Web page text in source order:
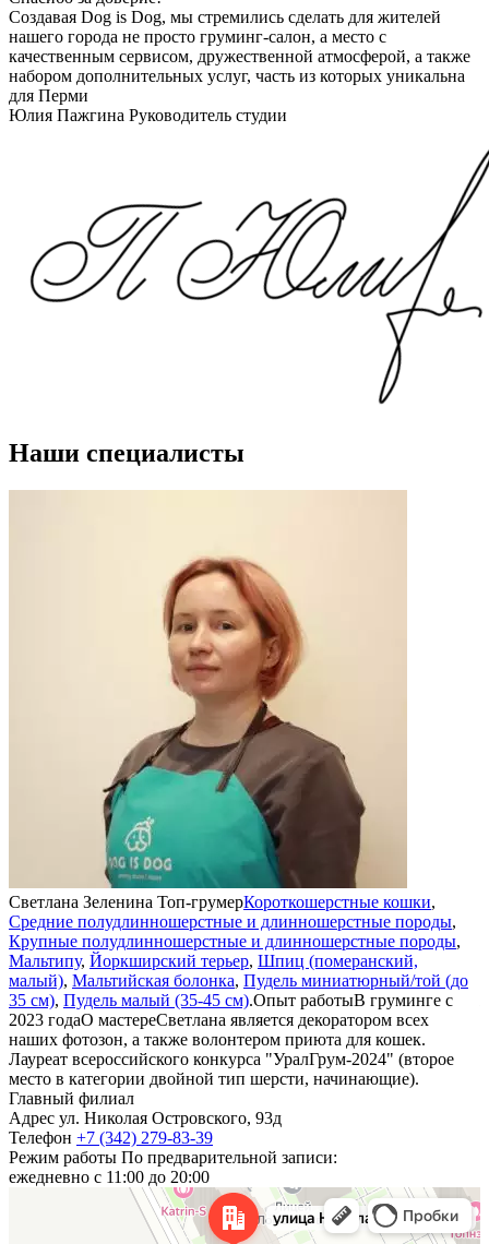
Создавая Dog is Dog, мы стремились сделать для жителей
нашего города не просто груминг-салон, а место с
качественным сервисом, дружественной атмосферой, а также
набором дополнительных услуг, часть из которых уникальна
для Перми
Юлия Пажгина Руководитель студии
Наши специалисты
Светлана Зеленина Топ-грумерКороткошерстные кошки,
Средние полудлинношерстные и длинношерстные породы,
Крупные полудлинношерстные и длинношерстные породы,
Мальтипу, Йоркширский терьер, Шпиц (померанский,
малый), Мальтийская болонка, Пудель миниатюрный/той (до
35 см), Пудель малый (35-45 см).Опыт работыВ груминге с
2023 годаО мастереСветлана является декоратором всех
наших фотозон, а также волонтером приюта для кошек.
Лауреат всероссийского конкурса "УралГрум-2024" (второе
место в категории двойной тип шерсти, начинающие).
Главный филиал
Адрес ул. Николая Островского, 93д
Телефон +7 (342) 279-83-39
Режим работы По предварительной записи:
ежедневно с 11:00 до 20:00